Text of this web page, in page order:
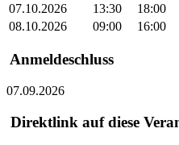
07.10.2026
13:30
18:00
08.10.2026
09:00 16:00
Anmeldeschluss
07.09.2026
Direktlink auf diese